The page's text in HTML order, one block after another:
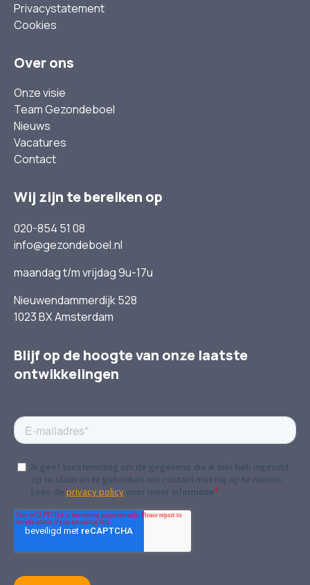
Privacystatement
Cookies
Over ons
Onze visie
Team Gezondeboel
Nieuws
Vacatures
Contact
Wij zijn te bereiken op
020-854 51 08
info@gezondeboel.nl
maandag t/m vrijdag 9u-17u
Nieuwendammerdijk 528
1023 BX Amsterdam
Blijf op de hoogte van onze laatste
ontwikkelingen